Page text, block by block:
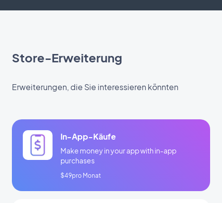
Store-Erweiterung
Erweiterungen, die Sie interessieren könnten
In-App-Käufe
Make money in your app with in-app
purchases
$49pro Monat